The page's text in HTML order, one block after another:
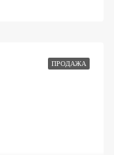
ПРОДАЖА